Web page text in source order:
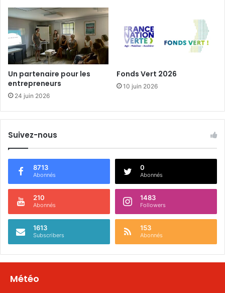
Un partenaire pour les
entrepreneurs
24 juin 2026
Fonds Vert 2026
10 juin 2026
Suivez-nous
8713
Abonnés
0
Abonnés
210
Abonnés
1483
Followers
1613
Subscribers
153
Abonnés
Météo